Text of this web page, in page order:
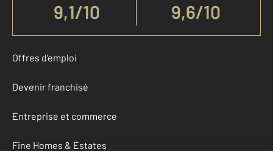
9,1/10 9,6/10
Offres d'emploi
Devenir franchisé
Entreprise et commerce
Fine Homes & Estates